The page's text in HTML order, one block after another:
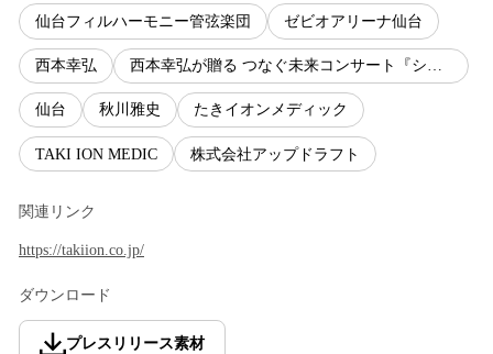
仙台フィルハーモニー管弦楽団 ゼビオアリーナ仙台
西本幸弘 西本幸弘が贈る つなぐ未来コンサート『シンフォニング ～Symphony－ing～ 』
仙台 秋川雅史 たきイオンメディック
TAKI ION MEDIC 株式会社アップドラフト
関連リンク
https://takiion.co.jp/
ダウンロード
プレスリリース素材